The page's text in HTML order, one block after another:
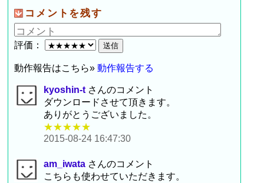
コメントを残す
評価：
動作報告はこちら»動作報告する
kyoshin-t さんのコメント
ダウンロードさせて頂きます。
ありがとうございました。
★★★★★
2015-08-24 16:47:30
am_iwata さんのコメント
こちらも使わせていただきます。